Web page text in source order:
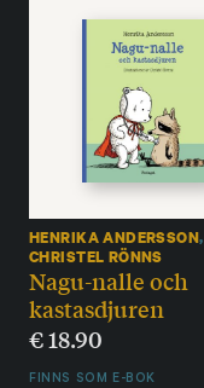
HENRIKA ANDERSSON,
CHRISTEL RÖNNS
Nagu-nalle och
kastasdjuren
€18.90
FINNS SOM E-BOK